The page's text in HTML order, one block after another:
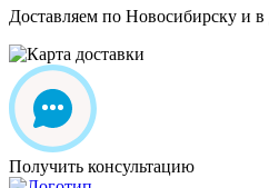
Доставляем по Новосибирску и в
Получить консультацию